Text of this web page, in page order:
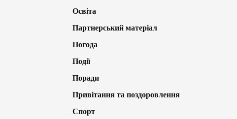
Освіта
Партнерський матеріал
Погода
Події
Поради
Привітання та поздоровлення
Спорт